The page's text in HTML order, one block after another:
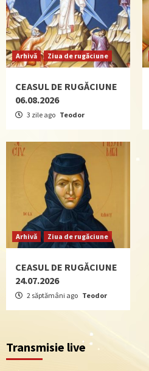
Arhivă Ziua de rugăciune
CEASUL DE RUGĂCIUNE
06.08.2026
3 zile ago Teodor
Arhivă Ziua de rugăciune
CEASUL DE RUGĂCIUNE
24.07.2026
2 săptămâni ago Teodor
Transmisie live